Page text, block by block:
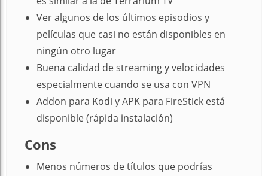
Ver algunos de los últimos episodios y
películas que casi no están disponibles en
ningún otro lugar
Buena calidad de streaming y velocidades
especialmente cuando se usa con VPN
Addon para Kodi y APK para FireStick está
disponible (rápida instalación)
Cons
Menos números de títulos que podrías